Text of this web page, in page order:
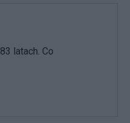
latach. Co